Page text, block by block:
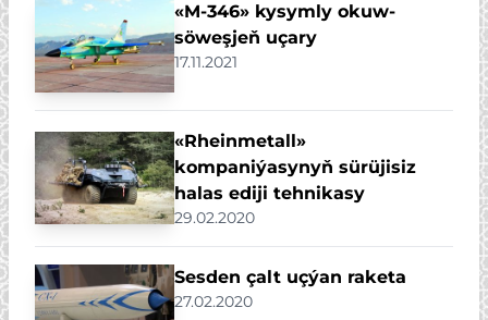
«M-346» kysymly okuw-
söweşjeň uçary
17.11.2021
«Rheinmetall»
kompaniýasynyň sürüjisiz
halas ediji tehnikasy
29.02.2020
Sesden çalt uçýan raketa
27.02.2020